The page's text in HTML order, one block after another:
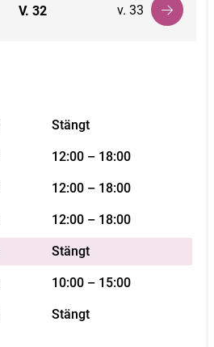
V.32 v. 33
Stängt
12:00 – 18:00
12:00 – 18:00
12:00 – 18:00
Stängt
10:00 – 15:00
Stängt